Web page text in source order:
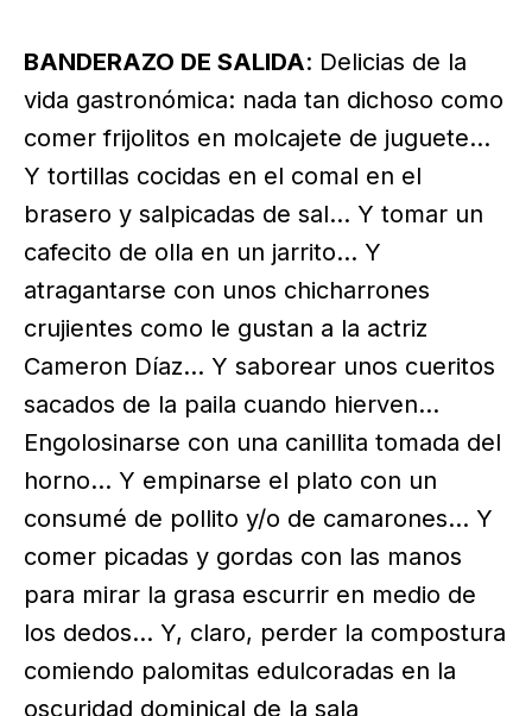
BANDERAZO DE SALIDA: Delicias de la
vida gastronómica: nada tan dichoso como
comer frijolitos en molcajete de juguete…
Y tortillas cocidas en el comal en el
brasero y salpicadas de sal… Y tomar un
cafecito de olla en un jarrito… Y
atragantarse con unos chicharrones
crujientes como le gustan a la actriz
Cameron Díaz… Y saborear unos cueritos
sacados de la paila cuando hierven…
Engolosinarse con una canillita tomada del
horno… Y empinarse el plato con un
consumé de pollito y/o de camarones… Y
comer picadas y gordas con las manos
para mirar la grasa escurrir en medio de
los dedos… Y, claro, perder la compostura
comiendo palomitas edulcoradas en la
oscuridad dominical de la sala